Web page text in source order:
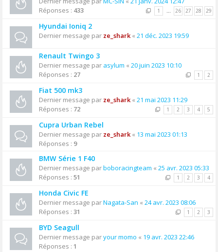
Réponses : 433 1 … 26 27 28 29
Hyundai Ioniq 2
Dernier message par ze_shark« 21 déc. 2023 19:59
Renault Twingo 3
Dernier message par asylum « 20 juin 2023 10:10
Réponses : 27 1 2
Fiat 500 mk3
Dernier message par ze_shark« 21 mai 2023 11:29
Réponses : 72 1 2 3 4 5
Cupra Urban Rebel
Dernier message par ze_shark« 13 mai 2023 01:13
Réponses : 9
BMW Série 1 F40
Dernier message parboboracingteam « 25 avr. 2023 05:33
Réponses : 51 1 2 3 4
Honda Civic FE
Dernier message parNagata-San « 24 avr. 2023 08:06
Réponses : 31 1 2 3
BYD Seagull
Dernier message paryour momo « 19 avr. 2023 22:46
Réponses : 1